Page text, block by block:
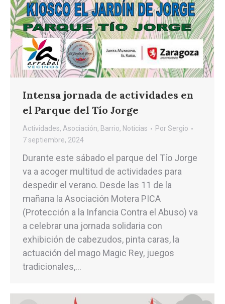
Intensa jornada de actividades en
el Parque del Tío Jorge
Actividades, Asociación, Barrio, Noticias PorSergio
7 septiembre, 2024
Durante este sábado el parque del Tío Jorge
va a acoger multitud de actividades para
despedir el verano. Desde las 11 de la
mañana la Asociación Motera PICA
(Protección a la Infancia Contra el Abuso) va
a celebrar una jornada solidaria con
exhibición de cabezudos, pinta caras, la
actuación del mago Magic Rey, juegos
tradicionales,…